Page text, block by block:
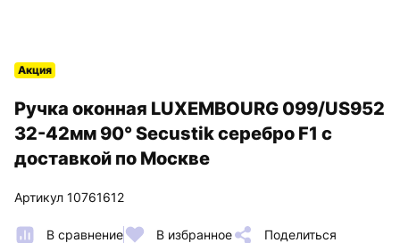
Ручка оконная LUXEMBOURG 099/US952
32-42мм 90° Secustik серебро F1 с
доставкой по Москве
Артикул 10761612
В сравнение В избранное Поделиться
Акция